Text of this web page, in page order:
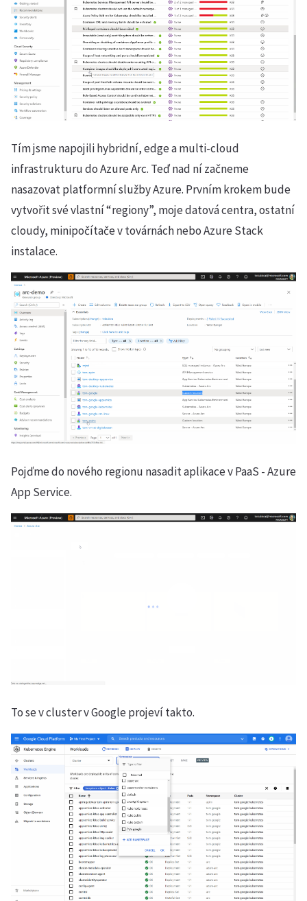
Tím jsme napojili hybridní, edge a multi-cloud
infrastrukturu do Azure Arc. Teď nad ní začneme
nasazovat platformní služby Azure. Prvním krokem bude
vytvořit své vlastní “regiony”, moje datová centra, ostatní
cloudy, minipočítače v továrnách nebo Azure Stack
instalace.
Pojďme do nového regionu nasadit aplikace v PaaS - Azure
App Service.
To se v cluster v Google projeví takto.